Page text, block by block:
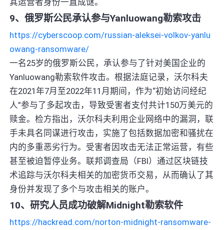
9、俄罗斯公民承认参与Yanluowang勒索攻击
https://cyberscoop.com/russian-aleksei-volkov-yanlu
owang-ransomware/
一名25岁的俄罗斯公民，承认参与了针对美国企业的
Yanluowang勒索软件攻击。根据法庭记录，沃尔科夫
在2021年7月至2022年11月期间，作为“初始访问经纪
人”参与了多起攻击，导致受害者支付共计150万美元的
赎金。检方指出，沃尔科夫利用企业网络中的漏洞，联
手未具名同谋进行攻击，实施了包括数据加密和骚扰在
内的多重恶劣行为。受害者因攻击无法正常运营，有些
甚至被迫暂停业务。联邦调查局（FBI）通过区块链技
术追踪与沃尔科夫相关的加密货币交易，从而确认了其
身份并发现了多个与攻击相关的账户。
10、研究人员成功破解Midnight勒索软件
https://hackread.com/norton-midnight-ransomware-